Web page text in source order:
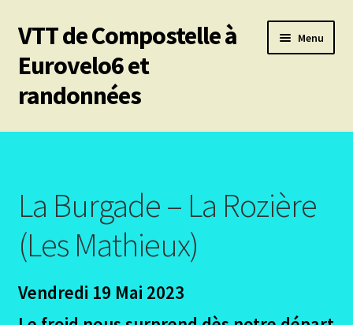
Aller
à
la
navigation
Aller
au
contenu
VTT de Compostelle à
Eurovelo6 et
randonnées
Menu
Mes 6 chemins vtt de Compostelle
menu
Autres trajets VTT
Ouvrir
Randonnées pédestres
Le chemin du Cid
La Burgade – La Rozière
(Les Mathieux)
Vendredi 19 Mai 2023